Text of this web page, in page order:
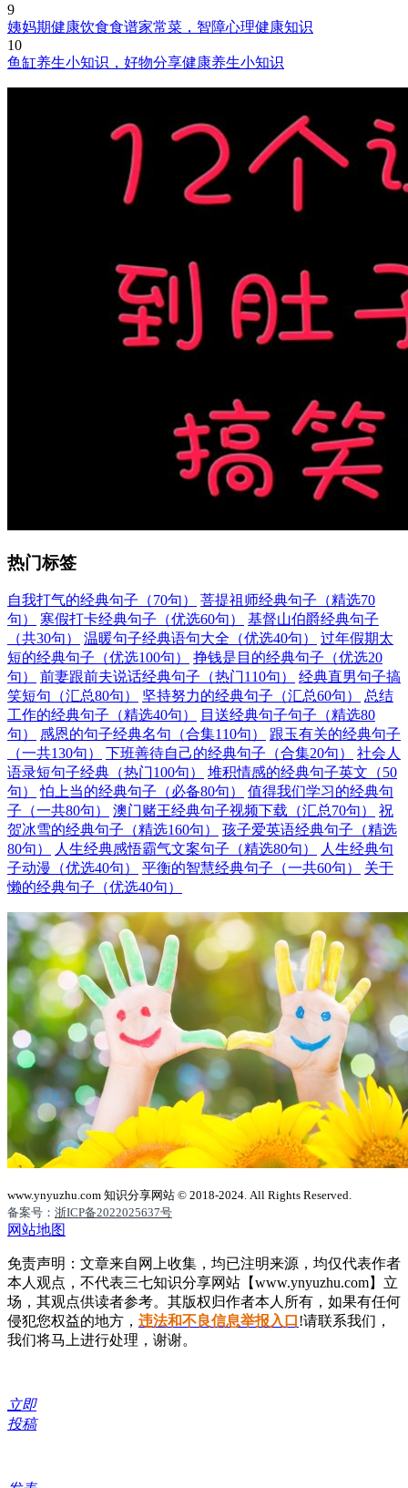
9
姨妈期健康饮食食谱家常菜，智障心理健康知识
10
鱼缸养生小知识，好物分享健康养生小知识
热门标签
自我打气的经典句子（70句）
菩提祖师经典句子（精选70
句）
寒假打卡经典句子（优选60句）
基督山伯爵经典句子
（共30句）
温暖句子经典语句大全（优选40句）
过年假期太
短的经典句子（优选100句）
挣钱是目的经典句子（优选20
句）
前妻跟前夫说话经典句子（热门110句）
经典直男句子搞
笑短句（汇总80句）
坚持努力的经典句子（汇总60句）
总结
工作的经典句子（精选40句）
目送经典句子句子（精选80
句）
感恩的句子经典名句（合集110句）
跟玉有关的经典句子
（一共130句）
下班善待自己的经典句子（合集20句）
社会人
语录短句子经典（热门100句）
堆积情感的经典句子英文（50
句）
怕上当的经典句子（必备80句）
值得我们学习的经典句
子（一共80句）
澳门赌王经典句子视频下载（汇总70句）
祝
贺冰雪的经典句子（精选160句）
孩子爱英语经典句子（精选
80句）
人生经典感悟霸气文案句子（精选80句）
人生经典句
子动漫（优选40句）
平衡的智慧经典句子（一共60句）
关于
懒的经典句子（优选40句）
www.ynyuzhu.com 知识分享网站 © 2018-2024. All Rights Reserved.
备案号： 浙ICP备2022025637号
网站地图
免责声明：文章来自网上收集，均已注明来源，均仅代表作者
本人观点，不代表三七知识分享网站【www.ynyuzhu.com】立
场，其观点供读者参考。其版权归作者本人所有，如果有任何
侵犯您权益的地方， 违法和不良信息举报入口 !请联系我们，
我们将马上进行处理，谢谢。
立即
投稿